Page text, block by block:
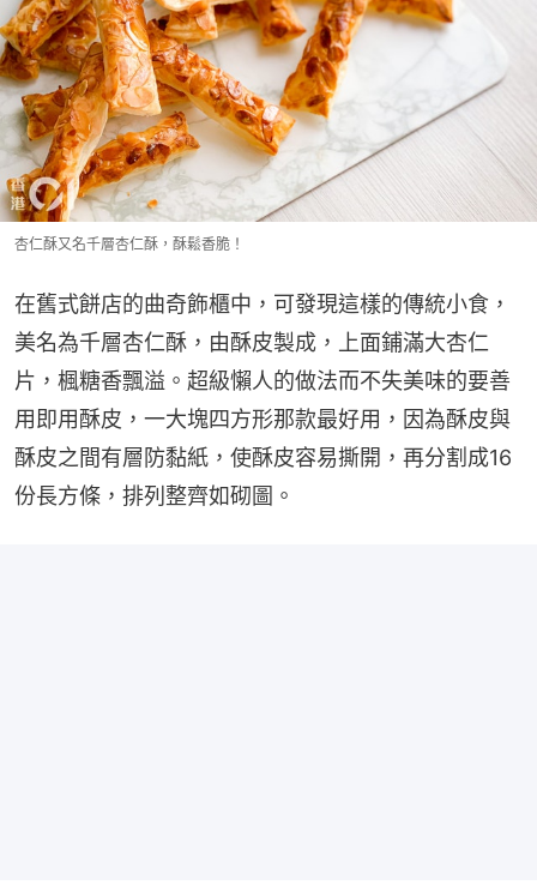
杏仁酥又名千層杏仁酥，酥鬆香脆！
在舊式餅店的曲奇飾櫃中，可發現這樣的傳統小食，
美名為千層杏仁酥，由酥皮製成，上面鋪滿大杏仁
片，楓糖香飄溢。超級懶人的做法而不失美味的要善
用即用酥皮，一大塊四方形那款最好用，因為酥皮與
酥皮之間有層防黏紙，使酥皮容易撕開，再分割成16
份長方條，排列整齊如砌圖。